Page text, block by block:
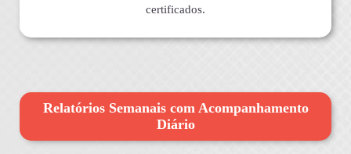
certificados.
Relatórios Semanais com Acompanhamento
Diário